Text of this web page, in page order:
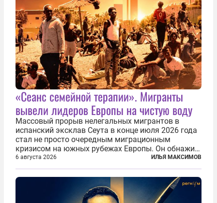
«Сеанс семейной терапии». Мигранты
вывели лидеров Европы на чистую воду
Массовый прорыв нелегальных мигрантов в
испанский эксклав Сеута в конце июля 2026 года
стал не просто очередным миграционным
кризисом на южных рубежах Европы. Он обнажил
фундаментальный раскол внутри Евросоюза,
продемонстрировав, что десятилетиями
выстраивавшаяся миграционная политика ЕС
6 августа 2026 ИЛЬЯ МАКСИМОВ